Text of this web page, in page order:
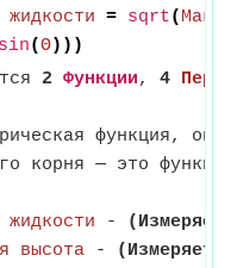
= sqrt(
sin(Θ)))
2 Функции, 4
функция,
корня — это
-
высота -